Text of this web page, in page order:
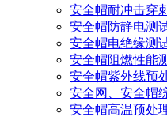
安全帽耐冲击穿
安全帽防静电测
安全帽电绝缘测
安全帽阻燃性能
安全帽紫外线预
安全网、安全帽
安全帽高温预处